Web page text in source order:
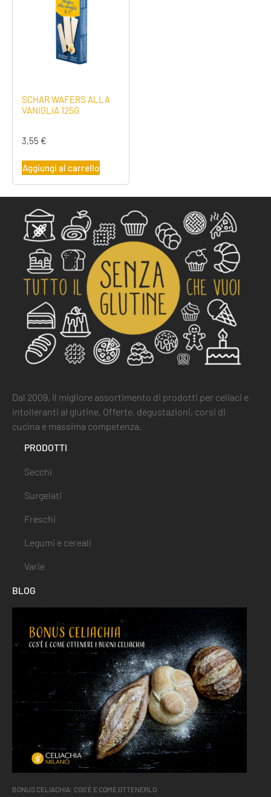
SCHAR WAFERS ALLA
VANIGLIA 125G
3,55 €
Aggiungi al carrello
Dal 2009, il migliore assortimento di prodotti per celiaci e
intolleranti al glutine. Offerte, degustazioni, corsi di
cucina e massima competenza.
PRODOTTI
Secchi
Surgelati
Freschi
Legumi e cereali
Varie
BLOG
BONUS CELIACHIA: COS’È E COME OTTENERLO